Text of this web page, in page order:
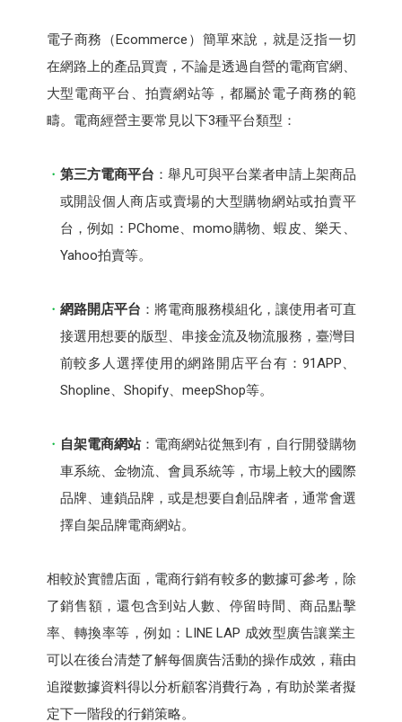
電子商務（Ecommerce）簡單來說，就是泛指一切
在網路上的產品買賣，不論是透過自營的電商官網、
大型電商平台、拍賣網站等，都屬於電子商務的範
疇。電商經營主要常見以下3種平台類型：
第三方電商平台 ：舉凡可與平台業者申請上架商品
或開設個人商店或賣場的大型購物網站或拍賣平
台，例如：PChome、momo購物、蝦皮、樂天、
Yahoo拍賣等。
網路開店平台 ：將電商服務模組化，讓使用者可直
接選用想要的版型、串接金流及物流服務，臺灣目
前較多人選擇使用的網路開店平台有：91APP、
Shopline、Shopify、meepShop等。
自架電商網站：電商網站從無到有，自行開發購物
車系統、金物流、會員系統等，市場上較大的國際
品牌、連鎖品牌，或是想要自創品牌者，通常會選
擇自架品牌電商網站。
相較於實體店面，電商行銷有較多的數據可參考，除
了銷售額，還包含到站人數、停留時間、商品點擊
率、轉換率等，例如：LINE LAP 成效型廣告讓業主
可以在後台清楚了解每個廣告活動的操作成效，藉由
追蹤數據資料得以分析顧客消費行為，有助於業者擬
定下一階段的行銷策略。